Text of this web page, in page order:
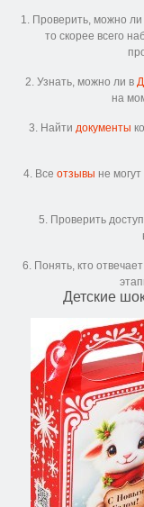
1. Проверить, можно ли
то скорее всего
2. Узнать, можно ли в
на
3. Найти документы
4. Все отзывы не
5. Проверить
6. Понять, кто
Детские